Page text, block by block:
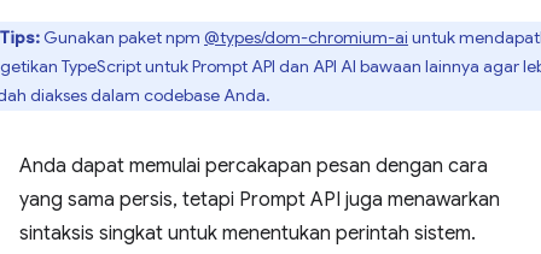
Tips: Gunakan paket npm @types/dom-chromium-ai untuk
TypeScript untuk Prompt API dan API AI bawaan lainnya agar
diakses dalam codebase Anda.
Anda dapat memulai percakapan pesan dengan cara
yang sama persis, tetapi Prompt API juga menawarkan
sintaksis singkat untuk menentukan perintah sistem.